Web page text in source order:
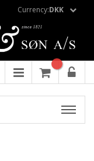
Currency:DKK